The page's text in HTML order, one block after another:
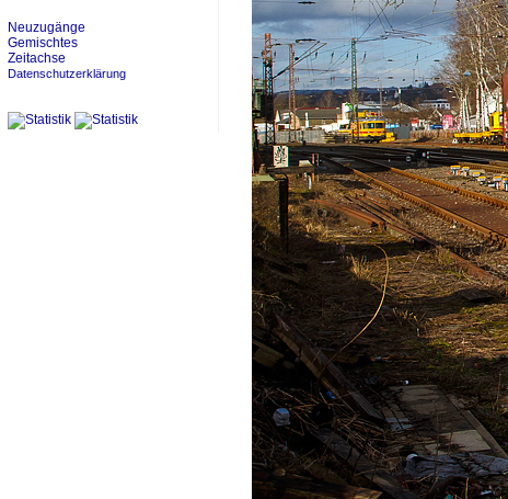
Neuzugänge
Gemischtes
Zeitachse
Datenschutzerklärung